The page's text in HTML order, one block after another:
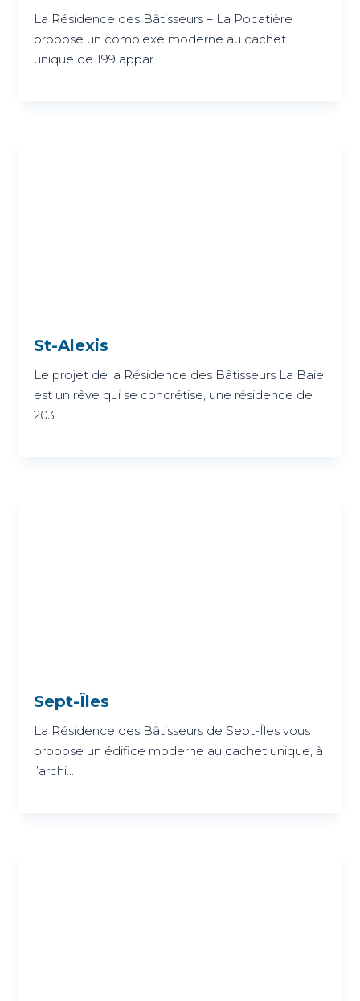
La Résidence des Bâtisseurs – La Pocatière
propose un complexe moderne au cachet
unique de 199 appar...
St-Alexis
Le projet de la Résidence des Bâtisseurs La Baie
est un rêve qui se concrétise, une résidence de
203...
Sept-Îles
La Résidence des Bâtisseurs de Sept-Îles vous
propose un édifice moderne au cachet unique, à
l’archi...